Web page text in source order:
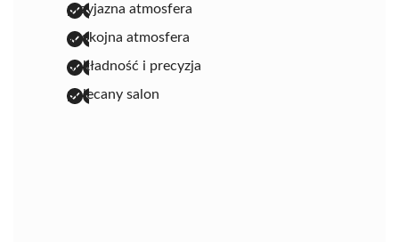
przyjazna atmosfera
spokojna atmosfera
dokładność i precyzja
polecany salon